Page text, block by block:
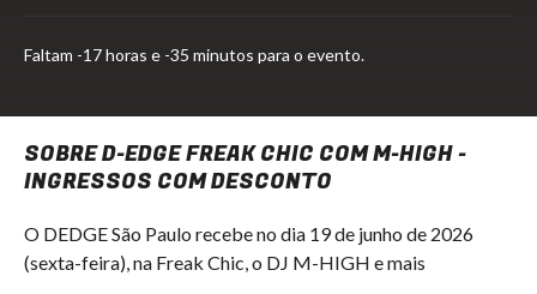
Faltam -17 horas e -35 minutos para o evento.
SOBRE D-EDGE FREAK CHIC COM M-HIGH -
INGRESSOS COM DESCONTO
O DEDGE São Paulo recebe no dia 19 de junho de 2026
(sexta-feira), na Freak Chic, o DJ M-HIGH e mais